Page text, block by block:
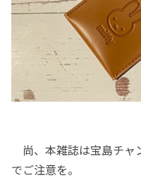
尚、本雑誌は宝島チャ
でご注意を。